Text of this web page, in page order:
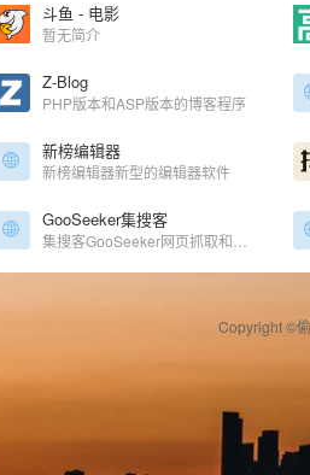
斗鱼 - 电影
暂无简介
Z-Blog
PHP版本和ASP版本的博客程序
新榜编辑器
新榜编辑器新型的编辑器软件
GooSeeker集搜客
Copyright ©